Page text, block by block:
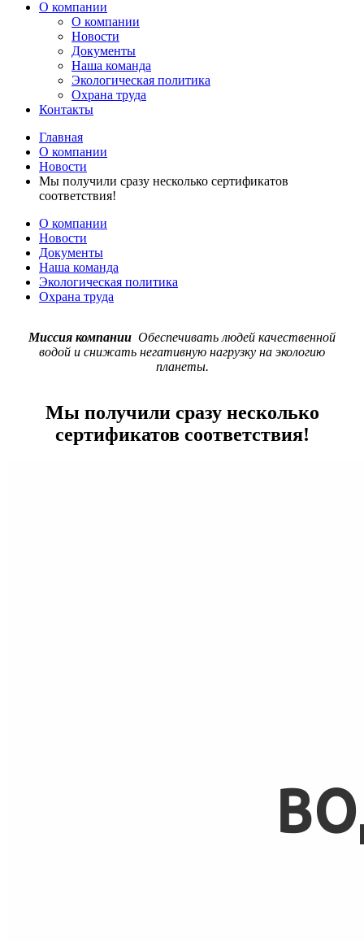
О компании
О компании
Новости
Документы
Наша команда
Экологическая политика
Охрана труда
Контакты
Главная
О компании
Новости
Мы получили сразу несколько сертификатов
соответствия!
О компании
Новости
Документы
Наша команда
Экологическая политика
Охрана труда
Миссия компании Обеспечивать людей качественной
водой и снижать негативную нагрузку на экологию
планеты.
Мы получили сразу несколько
сертификатов соответствия!